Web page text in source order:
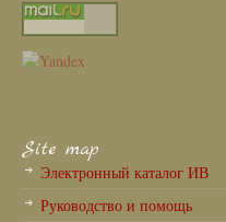
Site map
Электронный каталог ИВ
Руководство и помощь